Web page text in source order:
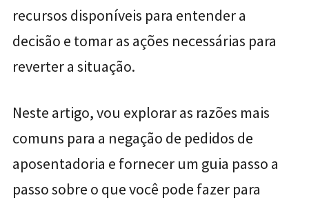
recursos disponíveis para entender a
decisão e tomar as ações necessárias para
reverter a situação.
Neste artigo, vou explorar as razões mais
comuns para a negação de pedidos de
aposentadoria e fornecer um guia passo a
passo sobre o que você pode fazer para